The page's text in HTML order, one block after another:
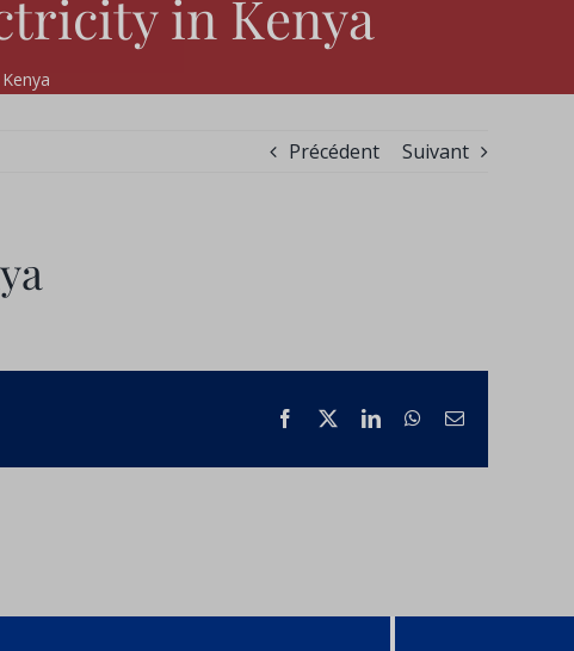
in Kenya
Précédent Suivant
Facebook LinkedInWhatsAppCourriel